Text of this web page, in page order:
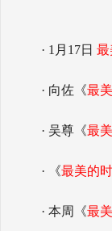
· 1月17日 最
· 向佐《最
· 吴尊《最
· 《最美的
· 本周《最